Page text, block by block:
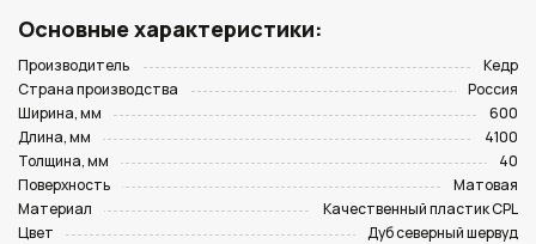
Основные характеристики:
Производитель
Кедр
Страна производства
Россия
Ширина, мм
600
Длина, мм
4100
Толщина, мм
40
Поверхность
Матовая
Материал
Качественный пластик CPL
Цвет
Дуб северный шервуд